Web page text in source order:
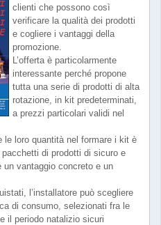
clienti che possono così
verificare la qualità dei prodotti
e cogliere i vantaggi della
promozione.
L’offerta è particolarmente
interessante perché propone
tutta una serie di prodotti di alta
rotazione, in kit predeterminati,
a prezzi particolari validi nel
le loro quantità nel formare i kit è
di prodotti di sicuro e
un vantaggio concreto e un
l’installatore può scegliere
di consumo, selezionati fra le
il periodo natalizio sicuri